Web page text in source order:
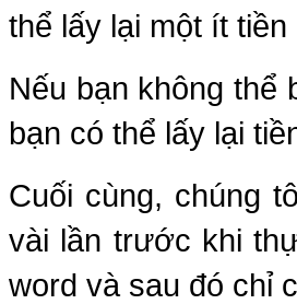
thể lấy lại một ít tiền
Nếu bạn không thể
bạn có thể lấy lại
Cuối cùng, chúng
vài lần trước khi
word và sau đó chỉ